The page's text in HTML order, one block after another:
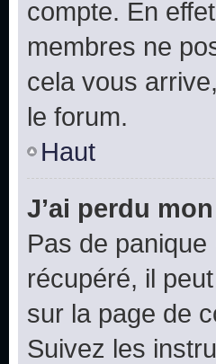
compte. En
membres ne
cela vous
le forum.
Haut
J’ai perdu
Pas de
récupéré, il
sur la page de
Suivez les